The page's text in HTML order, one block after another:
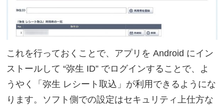
これを行っておくことで、アプリを Android にイン
ストールして “弥生 ID” でログインすることで、よ
うやく「弥生 レシート取込」が利用できるようにな
ります。ソフト側での設定はセキュリティ上仕方な